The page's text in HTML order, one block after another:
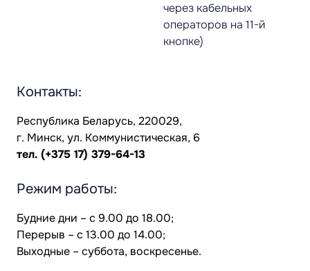
через кабельных
операторов на 11-й
кнопке)
Контакты:
Республика Беларусь, 220029,
г. Минск, ул. Коммунистическая, 6
тел. (+375 17) 379-64-13
Режим работы:
Будние дни – с 9.00 до 18.00;
Перерыв – с 13.00 до 14.00;
Выходные – суббота, воскресенье.